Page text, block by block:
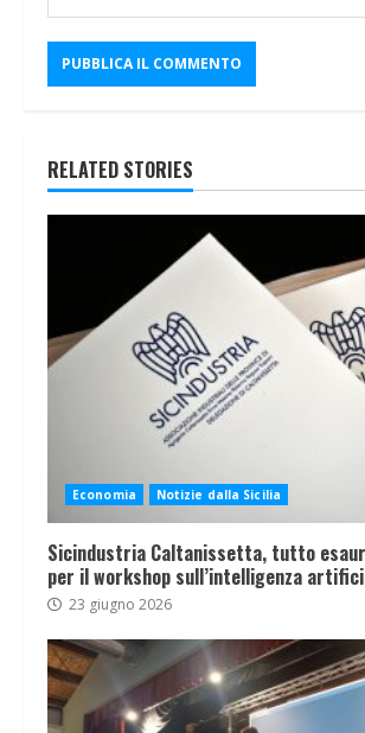
RELATED STORIES
Economia Notizie dalla Sicilia
Sicindustria Caltanissetta, tutto
per il workshop sull’intelligenza
23 giugno 2026